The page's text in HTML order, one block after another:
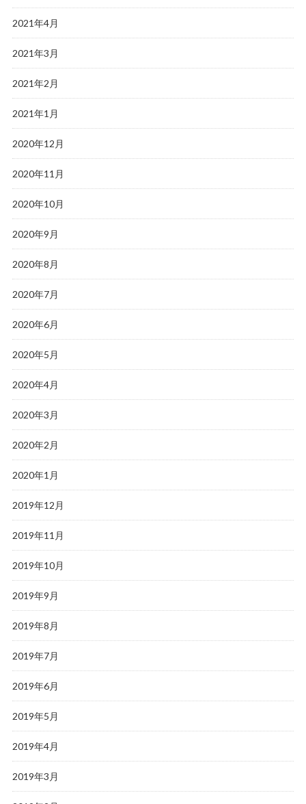
2021年4月
2021年3月
2021年2月
2021年1月
2020年12月
2020年11月
2020年10月
2020年9月
2020年8月
2020年7月
2020年6月
2020年5月
2020年4月
2020年3月
2020年2月
2020年1月
2019年12月
2019年11月
2019年10月
2019年9月
2019年8月
2019年7月
2019年6月
2019年5月
2019年4月
2019年3月